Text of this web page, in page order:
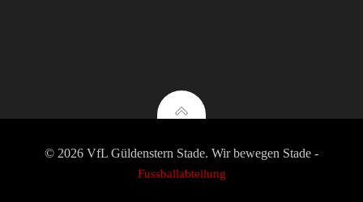
© 2026 VfL Güldenstern Stade. Wir bewegen Stade -
Fussballabteilung